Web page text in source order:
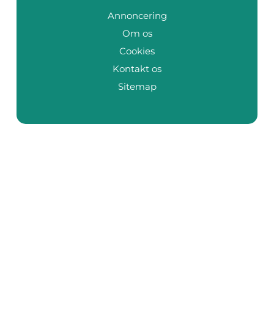
Annoncering
Om os
Cookies
Kontakt os
Sitemap